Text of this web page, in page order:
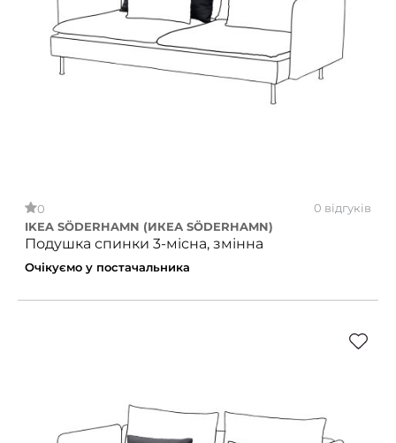
0
0 відгуків
IKEA SÖDERHAMN (ИКЕА SÖDERHAMN)
Подушка спинки 3-місна, змінна
Очікуємо у постачальника